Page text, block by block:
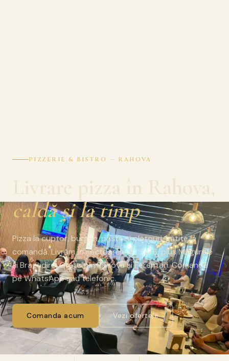
PIZZERIE & BISTRO — RAHOVA
Livrare pizza în Rahova,
caldă și la timp
Pizza la cuptor, burgeri, paste și platouri, gătite la
comandă. Livrăm în sectoarele 4, 5 și 6, plus Măgurele
și Bragadiru. Gratuit în Rahova și Ferentari. Comandă
pe WhatsApp sau telefonic.
Comanda acum Vezi ofertele